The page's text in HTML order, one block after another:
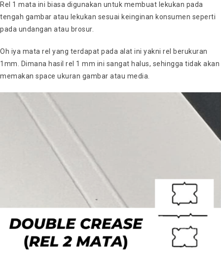
Rel 1 mata ini biasa digunakan untuk membuat lekukan pada
tengah gambar atau lekukan sesuai keinginan konsumen seperti
pada undangan atau brosur.
Oh iya mata rel yang terdapat pada alat ini yakni rel berukuran
1mm. Dimana hasil rel 1 mm ini sangat halus, sehingga tidak akan
memakan space ukuran gambar atau media.